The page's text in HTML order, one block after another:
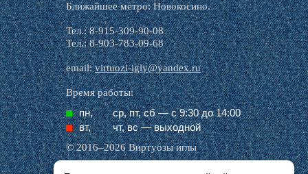
Ближайшее метро: Новокосино.
Тел.: 8-915-309-90-08
Тел.: 8-903-783-09-68
email:virtuozi-igly@yandex.ru
Время работы:
пн,
ср, пт, cб — с 9:30 до 14:00
вт,
чт, вс — выходной
© 2016–2026 Виртуозы иглы